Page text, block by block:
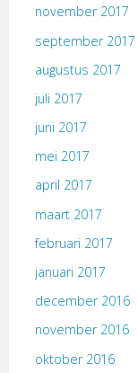
november 2017
september 2017
augustus 2017
juli 2017
juni 2017
mei 2017
april 2017
maart 2017
februari 2017
januari 2017
december 2016
november 2016
oktober 2016